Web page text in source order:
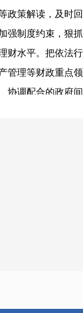
政策解读，及时
强制度约束，狠
财水平。把依法
管理等财政重点
协调配合的政府
面和知晓度。严